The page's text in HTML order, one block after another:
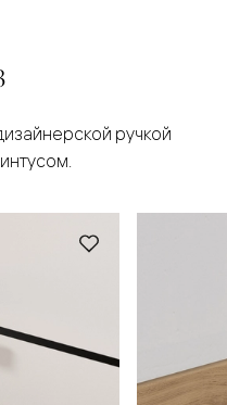
ручкой